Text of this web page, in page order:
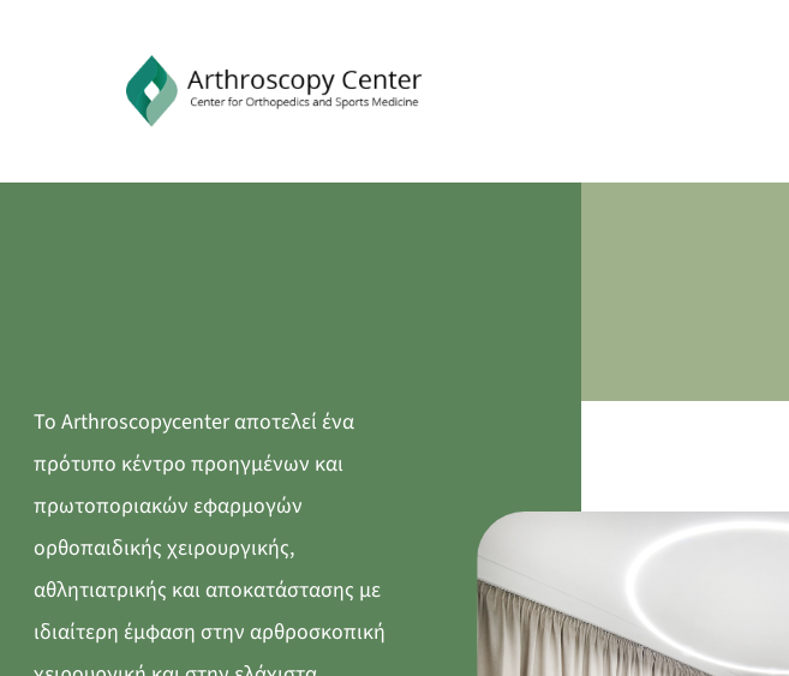
Το Arthroscopycenter αποτελεί ένα
πρότυπο κέντρο προηγμένων και
πρωτοποριακών εφαρμογών
ορθοπαιδικής χειρουργικής,
αθλητιατρικής και αποκατάστασης με
ιδιαίτερη έμφαση στην αρθροσκοπική